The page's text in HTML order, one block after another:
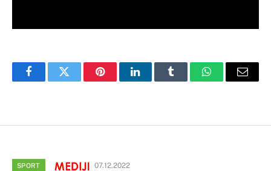
FacebookTwitter PinterestLinkedInTumblr WhatsAppEmail
SPORT 07.12.2022